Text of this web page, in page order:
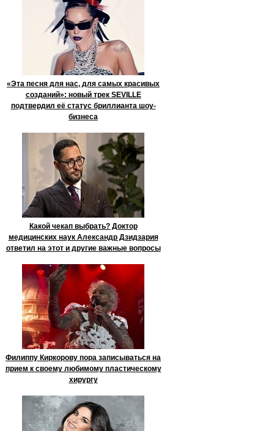
«Эта песня для нас, для самых красивых
созданий»: новый трек SEVILLE
подтвердил её статус бриллианта шоу-
бизнеса
Какой чекап выбрать? Доктор
медицинских наук Александр Дзидзария
ответил на этот и другие важные вопросы
Филиппу Киркорову пора записываться на
прием к своему любимому пластическому
хирургу